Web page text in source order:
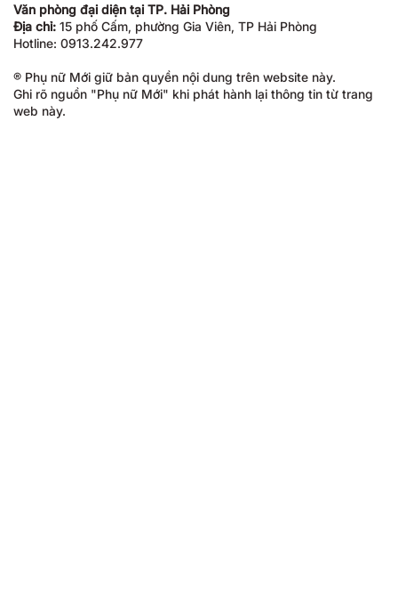
Văn phòng đại diện tại TP. Hải Phòng
Địa chỉ: 15 phố Cấm, phường Gia Viên, TP Hải Phòng
Hotline: 0913.242.977
® Phụ nữ Mới giữ bản quyền nội dung trên website này.
Ghi rõ nguồn "Phụ nữ Mới" khi phát hành lại thông tin từ trang
web này.